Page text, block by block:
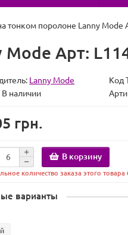
тонком поролоне Lanny Mode
Арт:
Lanny Mode Код
В наличии
грн.
В корзину
количество заказа этого товара
варианты